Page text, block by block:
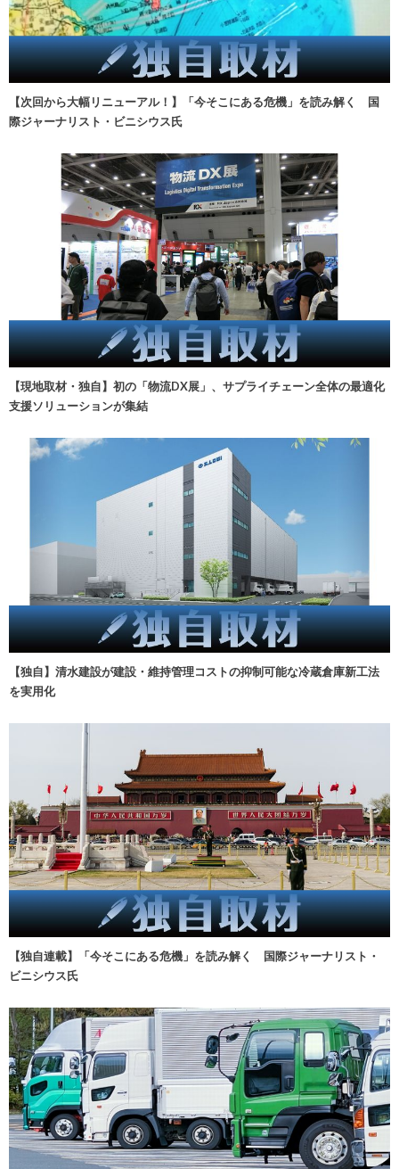
【次回から大幅リニューアル！】「今そこにある危機」を読み解く 国
際ジャーナリスト・ビニシウス氏
【現地取材・独自】初の「物流DX展」、サプライチェーン全体の最適化
支援ソリューションが集結
【独自】清水建設が建設・維持管理コストの抑制可能な冷蔵倉庫新工法
を実用化
【独自連載】「今そこにある危機」を読み解く 国際ジャーナリスト・
ビニシウス氏